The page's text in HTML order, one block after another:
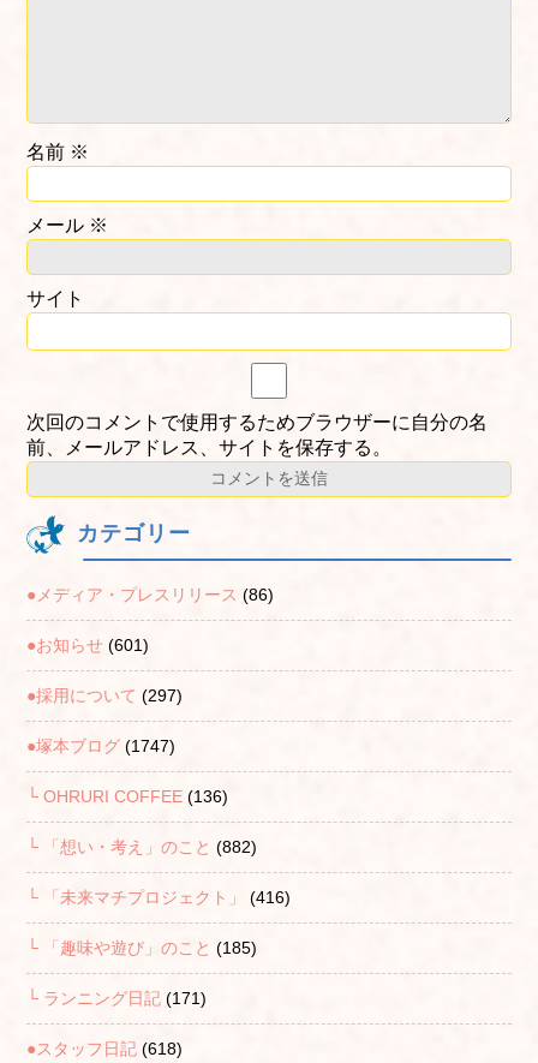
名前 ※
メール ※
サイト
次回のコメントで使用するためブラウザーに自分の名
前、メールアドレス、サイトを保存する。
カテゴリー
●メディア・プレスリリース (86)
●お知らせ (601)
●採用について (297)
●塚本ブログ (1747)
└ OHRURI COFFEE (136)
└ 「想い・考え」のこと (882)
└ 「未来マチプロジェクト」 (416)
└ 「趣味や遊び」のこと (185)
└ ランニング日記 (171)
●スタッフ日記 (618)